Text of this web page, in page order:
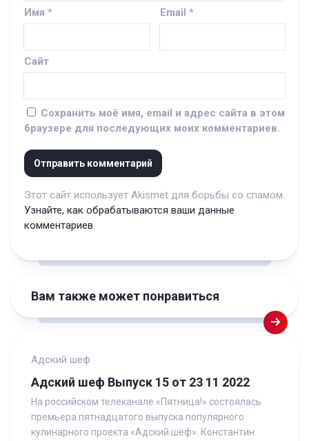
Имя * Email *
Сайт
Сохранить моё имя, email и адрес сайта в этом
браузере для последующих моих комментариев.
Этот сайт использует Akismet для борьбы со спамом.
Узнайте, как обрабатываются ваши данные
комментариев.
Вам также может понравиться
Адский шеф
Адский шеф Выпуск 15 от 23 11 2022
На российском телеканале «Пятница!» состоялась
премьера пятнадцатого выпуска популярного
кулинарного проекта «Адский шеф». Константин